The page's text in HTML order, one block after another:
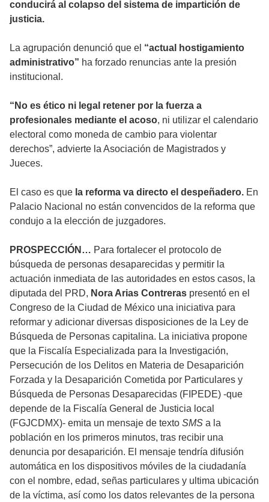
conducirá al colapso del sistema de impartición de
justicia.
La agrupación denunció que el “actual hostigamiento
administrativo” ha forzado renuncias ante la presión
institucional.
“No es ético ni legal retener por la fuerza a
profesionales mediante el acoso, ni utilizar el calendario
electoral como moneda de cambio para violentar
derechos”, advierte la Asociación de Magistrados y
Jueces.
El caso es que la reforma va directo el despeñadero. En
Palacio Nacional no están convencidos de la reforma que
condujo a la elección de juzgadores.
PROSPECCIÓN… Para fortalecer el protocolo de
búsqueda de personas desaparecidas y permitir la
actuación inmediata de las autoridades en estos casos, la
diputada del PRD, Nora Arias Contreras presentó en el
Congreso de la Ciudad de México una iniciativa para
reformar y adicionar diversas disposiciones de la Ley de
Búsqueda de Personas capitalina. La iniciativa propone
que la Fiscalía Especializada para la Investigación,
Persecución de los Delitos en Materia de Desaparición
Forzada y la Desaparición Cometida por Particulares y
Búsqueda de Personas Desaparecidas (FIPEDE) -que
depende de la Fiscalía General de Justicia local
(FGJCDMX)- emita un mensaje de texto SMS a la
población en los primeros minutos, tras recibir una
denuncia por desaparición. El mensaje tendría difusión
automática en los dispositivos móviles de la ciudadanía
con el nombre, edad, señas particulares y ultima ubicación
de la víctima, así como los datos relevantes de la persona